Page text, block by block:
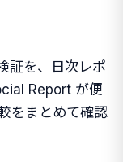
証を、日次レポ
Report が便
をまとめて確認